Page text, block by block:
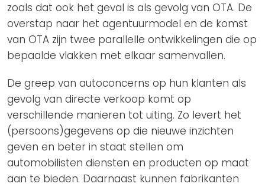
zoals dat ook het geval is als gevolg van OTA. De
overstap naar het agentuurmodel en de komst
van OTA zijn twee parallelle ontwikkelingen die op
bepaalde vlakken met elkaar samenvallen.
De greep van autoconcerns op hun klanten als
gevolg van directe verkoop komt op
verschillende manieren tot uiting. Zo levert het
(persoons)gegevens op die nieuwe inzichten
geven en beter in staat stellen om
automobilisten diensten en producten op maat
aan te bieden. Daarnaast kunnen fabrikanten